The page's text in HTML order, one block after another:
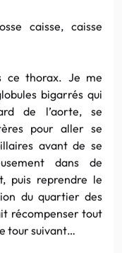
caisse, caisse
ce thorax. Je me
bigarrés qui
de l’aorte, se
pour aller se
avant de se
dans de
puis reprendre le
du quartier des
récompenser tout
tour suivant…